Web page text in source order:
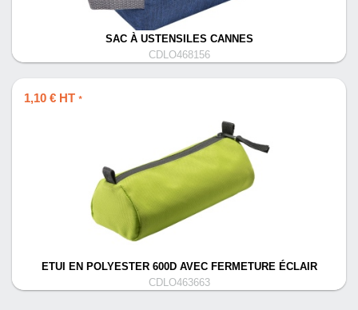
SAC À USTENSILES CANNES
CDLO468156
1,10 € HT *
ETUI EN POLYESTER 600D AVEC FERMETURE ÉCLAIR
CDLO463663